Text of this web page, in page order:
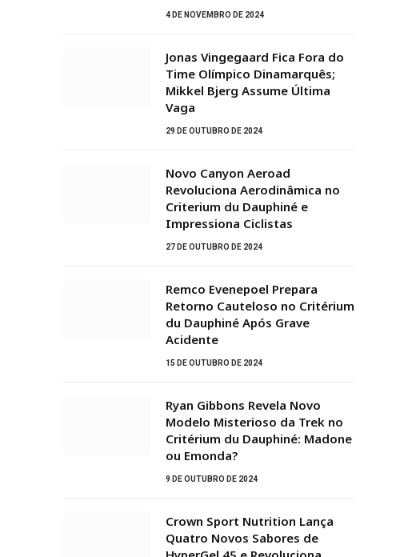
4 DE NOVEMBRO DE 2024
Jonas Vingegaard Fica Fora do
Time Olímpico Dinamarquês;
Mikkel Bjerg Assume Última
Vaga
29 DE OUTUBRO DE 2024
Novo Canyon Aeroad
Revoluciona Aerodinâmica no
Criterium du Dauphiné e
Impressiona Ciclistas
27 DE OUTUBRO DE 2024
Remco Evenepoel Prepara
Retorno Cauteloso no Critérium
du Dauphiné Após Grave
Acidente
15 DE OUTUBRO DE 2024
Ryan Gibbons Revela Novo
Modelo Misterioso da Trek no
Critérium du Dauphiné: Madone
ou Emonda?
9 DE OUTUBRO DE 2024
Crown Sport Nutrition Lança
Quatro Novos Sabores de